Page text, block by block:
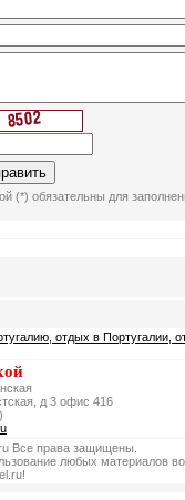
(*) обязательны для
отдых в Португалии,
д 3 офис 416
Все права защищены.
любых материалов